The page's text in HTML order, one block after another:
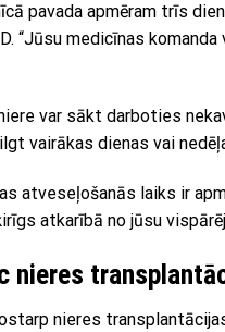
pavada apmēram trīs
“Jūsu medicīnas
var sākt darboties
vairākas dienas vai
atveseļošanās laiks ir
atkarībā no jūsu
nieres
nieres